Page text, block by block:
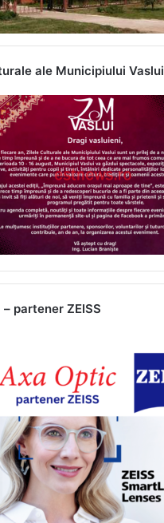
ale Municipiului Vaslui
partener ZEISS